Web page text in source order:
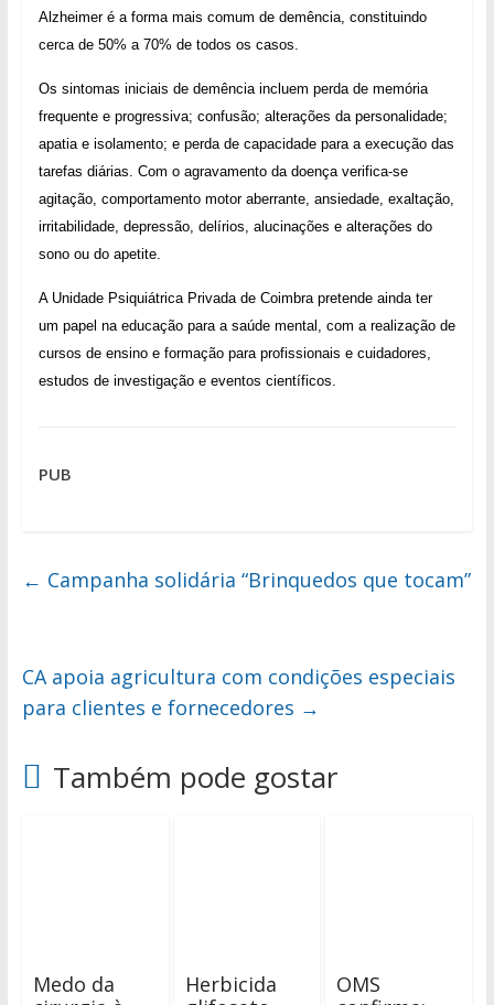
Alzheimer é a forma mais comum de demência, constituindo
cerca de 50% a 70% de todos os casos.
Os sintomas iniciais de demência incluem perda de memória
frequente e progressiva; confusão; alterações da personalidade;
apatia e isolamento; e perda de capacidade para a execução das
tarefas diárias. Com o agravamento da doença verifica-se
agitação, comportamento motor aberrante, ansiedade, exaltação,
irritabilidade, depressão, delírios, alucinações e alterações do
sono ou do apetite.
A Unidade Psiquiátrica Privada de Coimbra pretende ainda ter
um papel na educação para a saúde mental, com a realização de
cursos de ensino e formação para profissionais e cuidadores,
estudos de investigação e eventos científicos.
PUB
← Campanha solidária “Brinquedos que tocam”
CA apoia agricultura com condições especiais
para clientes e fornecedores →
Também pode gostar
Medo da
Herbicida
OMS